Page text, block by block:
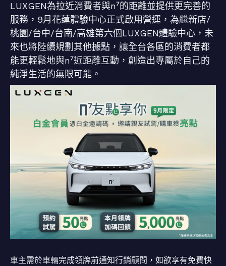
LUXGEN為拉近消費者與n⁷的距離並提供更完善的
服務，9月花蓮體驗中心正式啟用營運，為繼新店/
桃園/台中/台南/高雄第六個LUXGEN體驗中心，未
來也將陸續規劃其他據點，讓全台各區的消費者都
能更輕鬆地與n⁷近距離互動，創造出專屬於自己的
純淨生活的無限可能。
車主需於車輛完成領牌前通知行銷顧問，如欲享有免費快